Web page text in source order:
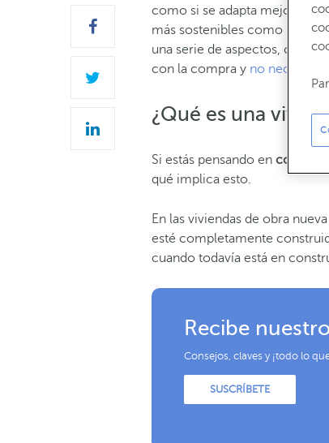
como si se adapta mejor a
más sostenibles como las
una serie de aspectos, como
con la compra y no necesitar
¿Qué es una
Si estás pensando en comprar
qué implica esto.
En las viviendas de obra
esté completamente
cuando todavía está en
Recibe
Consejos, claves y ¡todo lo
SUSCRÍBETE